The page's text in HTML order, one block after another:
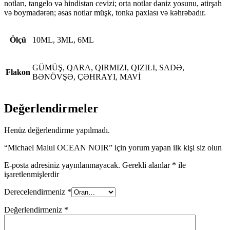
notları, tangelo və hindistan cevizi; orta notlar dəniz yosunu, ətirşah
və boymadərən; əsas notlar müşk, tonka paxlası və kəhrəbadır.
Ölçü 10ML, 3ML, 6ML
Flakon
GÜMÜŞ, QARA, QIRMIZI, QIZILI, SADƏ,
BƏNÖVŞƏ, ÇƏHRAYI, MAVİ
Değerlendirmeler
Henüz değerlendirme yapılmadı.
“Michael Malul OCEAN NOIR” için yorum yapan ilk kişi siz olun
E-posta adresiniz yayınlanmayacak. Gerekli alanlar * ile
işaretlenmişlerdir
Derecelendirmeniz *
Değerlendirmeniz *